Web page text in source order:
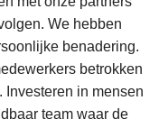
We hebben
benadering.
betrokken
in mensen
team waar de